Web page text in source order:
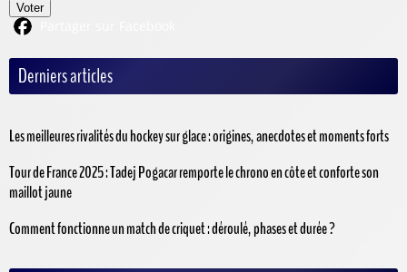
Voter
Derniers articles
Les meilleures rivalités du hockey sur glace : origines, anecdotes et moments forts
Tour de France 2025 : Tadej Pogacar remporte le chrono en côte et conforte son
maillot jaune
Comment fonctionne un match de criquet : déroulé, phases et durée ?